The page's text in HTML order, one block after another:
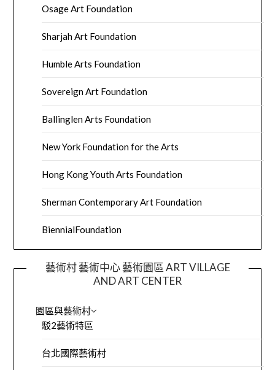
Osage Art Foundation
Sharjah Art Foundation
Humble Arts Foundation
Sovereign Art Foundation
Ballinglen Arts Foundation
New York Foundation for the Arts
Hong Kong Youth Arts Foundation
Sherman Contemporary Art Foundation
BiennialFoundation
藝術村 藝術中心 藝術園區 ART VILLAGE
AND ART CENTER
園區與藝術村
駁2藝術特區
台北國際藝術村